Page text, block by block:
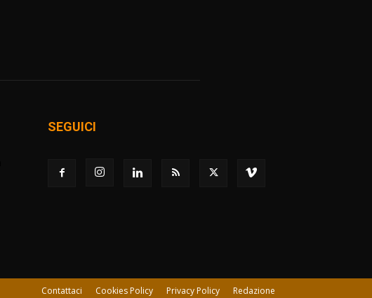
SEGUICI
Contattaci Cookies Policy Privacy Policy Redazione